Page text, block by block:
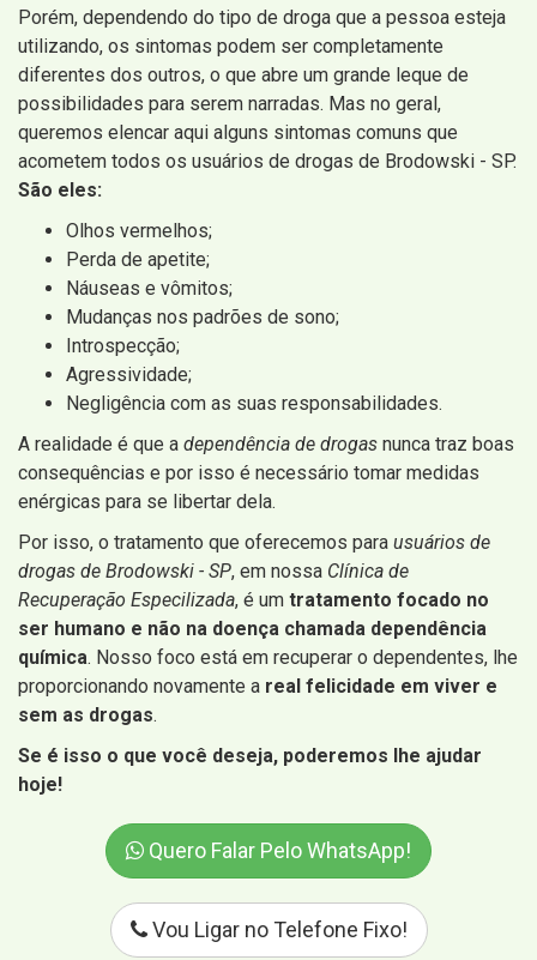
Porém, dependendo do tipo de droga que a pessoa esteja
utilizando, os sintomas podem ser completamente
diferentes dos outros, o que abre um grande leque de
possibilidades para serem narradas. Mas no geral,
queremos elencar aqui alguns sintomas comuns que
acometem todos os usuários de drogas de Brodowski - SP.
São eles:
Olhos vermelhos;
Perda de apetite;
Náuseas e vômitos;
Mudanças nos padrões de sono;
Introspecção;
Agressividade;
Negligência com as suas responsabilidades.
A realidade é que a dependência de drogas nunca traz boas
consequências e por isso é necessário tomar medidas
enérgicas para se libertar dela.
Por isso, o tratamento que oferecemos para usuários de
drogas de Brodowski - SP, em nossa Clínica de
Recuperação Especilizada, é um tratamento focado no
ser humano e não na doença chamada dependência
química. Nosso foco está em recuperar o dependentes, lhe
proporcionando novamente a real felicidade em viver e
sem as drogas.
Se é isso o que você deseja, poderemos lhe ajudar
hoje!
Quero Falar Pelo WhatsApp!
Vou Ligar no Telefone Fixo!